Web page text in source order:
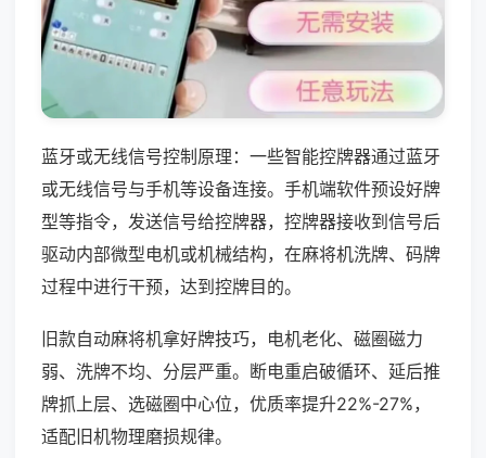
蓝牙或无线信号控制原理：一些智能控牌器通过蓝牙
或无线信号与手机等设备连接。手机端软件预设好牌
型等指令，发送信号给控牌器，控牌器接收到信号后
驱动内部微型电机或机械结构，在麻将机洗牌、码牌
过程中进行干预，达到控牌目的。
旧款自动麻将机拿好牌技巧，电机老化、磁圈磁力
弱、洗牌不均、分层严重。断电重启破循环、延后推
牌抓上层、选磁圈中心位，优质率提升22%-27%，
适配旧机物理磨损规律。